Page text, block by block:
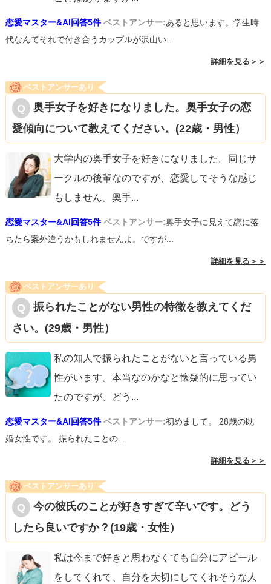
恋愛マスター&AI回答5件 ベストアンサー:あると思います。学生時
代なんてそれで付き合うカップルが沢山い...
詳細を見る＞＞
ベストアンサーあり
奥手女子を好きになりました。奥手女子の恋
愛傾向について教えてください。(22歳・男性）
大学内の奥手女子を好きになりました。同じサ
ークルの後輩なのですが、恋愛してそうな感じ
もしません。奥手...
恋愛マスター&AI回答5件 ベストアンサー:奥手女子に見えて恋に落
ちたら案外違うかもしれませんよ。ですが...
詳細を見る＞＞
ベストアンサーあり
振られたことがない男性の特徴を教えてくだ
さい。(29歳・男性）
私の知人で振られたことがないと言っている男
性がいます。本当なのかなと懐疑的に思ってい
たのですが、どう ...
恋愛マスター&AI回答5件 ベストアンサー:初めまして。 28歳の既
婚女性です。 振られたことの...
詳細を見る＞＞
ベストアンサーあり
今の彼氏のことが好きすぎて辛いです。どう
したら良いですか？(19歳・女性）
私は今まで好きと思わなくても自分にアピール
をしてくれて、自分を大切にしてくれそうな人